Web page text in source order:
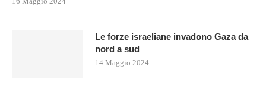
Le forze israeliane invadono Gaza da
nord a sud
14 Maggio 2024